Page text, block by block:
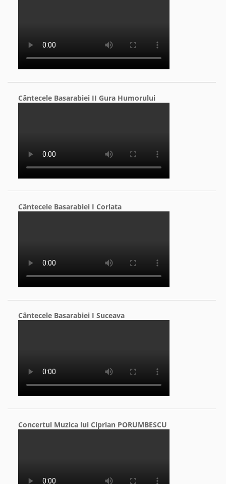
Cântecele Basarabiei II Gura Humorului
Cântecele Basarabiei I Corlata
Cântecele Basarabiei I Suceava
Concertul Muzica lui Ciprian PORUMBESCU